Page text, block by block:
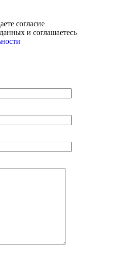
согласие
и соглашаетесь